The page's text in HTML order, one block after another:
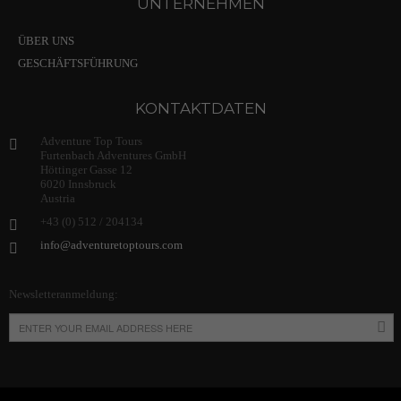
ÜBER UNS
GESCHÄFTSFÜHRUNG
KONTAKTDATEN
Adventure Top Tours
Furtenbach Adventures GmbH
Höttinger Gasse 12
6020 Innsbruck
Austria
+43 (0) 512 / 204134
info@adventuretoptours.com
Newsletteranmeldung: